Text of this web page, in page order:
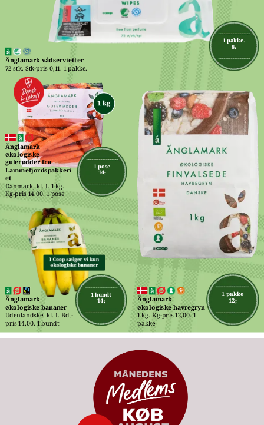
1 pakke.
8,-
Änglamark vådservietter
72 stk. Stk-pris 0,11. 1 pakke.
1 pose
14,-
Änglamark
økologiske
gulerødder fra
Lammefjordspakkeri
et
Danmark, kl. I. 1 kg.
Kg-pris 14,00. 1 pose
1 bundt
14,-
Änglamark
økologiske bananer
Udenlandske, kl. I. Bdt-
pris 14,00. 1 bundt
1 pakke
12,-
Änglamark
økologiske havregryn
1 kg. Kg-pris 12,00. 1
pakke